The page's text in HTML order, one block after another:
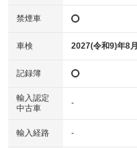
禁煙車
車検 2027(令和9)年8月
記録簿
輸入認定
中古車
-
輸入経路 -